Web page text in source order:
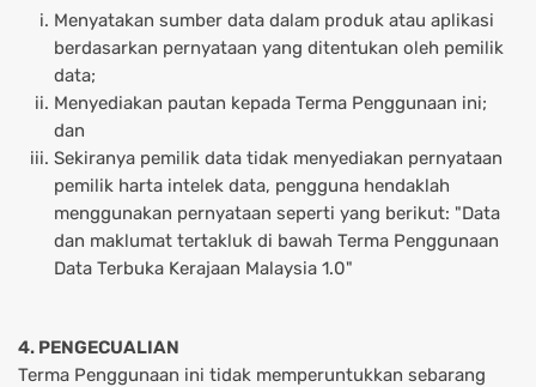
Menyatakan sumber data dalam produk atau aplikasi
berdasarkan pernyataan yang ditentukan oleh pemilik
data;
Menyediakan pautan kepada Terma Penggunaan ini;
dan
Sekiranya pemilik data tidak menyediakan pernyataan
pemilik harta intelek data, pengguna hendaklah
menggunakan pernyataan seperti yang berikut: "Data
dan maklumat tertakluk di bawah Terma Penggunaan
Data Terbuka Kerajaan Malaysia 1.0"
4. PENGECUALIAN
Terma Penggunaan ini tidak memperuntukkan sebarang